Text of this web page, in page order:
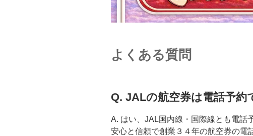
よくある質問
Q. JALの航空券は電話予約
A. はい、JAL国内線・国際線とも電話
安心と信頼で創業３４年の航空券の電